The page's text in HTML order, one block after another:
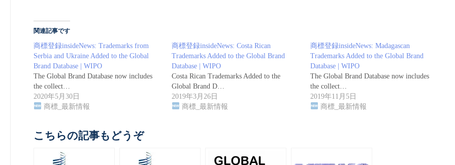
関連記事です
商標登録insideNews: Trademarks from
Serbia and Ukraine Added to the Global
Brand Database | WIPO
The Global Brand Database now includes
the collect…
2020年5月30日
商標_最新情報
商標登録insideNews: Costa Rican
Trademarks Added to the Global Brand
Database | WIPO
Costa Rican Trademarks Added to the
Global Brand D…
2019年3月26日
商標_最新情報
商標登録insideNews: Madagascan
Trademarks Added to the Global Brand
Database | WIPO
The Global Brand Database now includes
the collect…
2019年11月5日
商標_最新情報
こちらの記事もどうぞ